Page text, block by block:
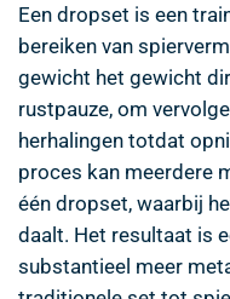
Een dropset is een
bereiken van
gewicht het gewicht
rustpauze, om
herhalingen totdat
proces kan meerdere
één dropset, waarbij
daalt. Het resultaat is
substantieel meer